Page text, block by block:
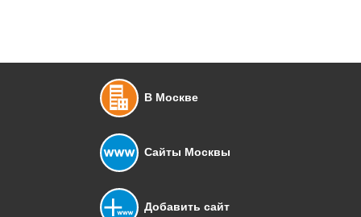
В Москве
Сайты Москвы
Добавить сайт